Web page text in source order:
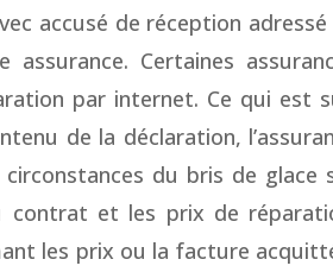
accusé de réception adressé
Certaines
par internet. Ce qui est
de la déclaration,
du bris de glace
contrat et les prix de
les prix ou la facture